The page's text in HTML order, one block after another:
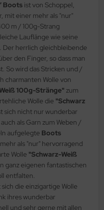
Boots ist von Schoppel,
mit einer mehr als "nur"
m / 100g-Strang
Lauflänge wie seine
herrlich gleichbleibende
den Finger, so dass man
So wird das Stricken und /
charmanten Wolle von
100g-Stränge" zum
Wolle die "Schwarz
sich nicht nur wunderbar
als Garn zum Weben /
aufgelegte Boots
mehr als "nur" hervorragend
Wolle "Schwarz-Weiß
ganz eigenen fantastischen
entfalten.
die einzigartige Wolle
ihres wunderbar
und sehr gerne mit allen